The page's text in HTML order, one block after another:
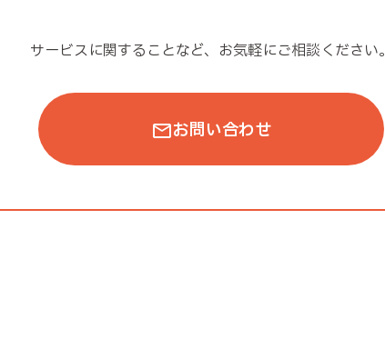
サービスに関することなど、 お気軽にご相談ください。
お問い合わせ